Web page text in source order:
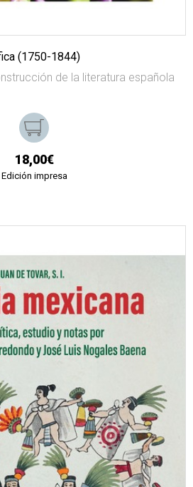
(1750-1844)
de la literatura española
18,00€
Edición impresa